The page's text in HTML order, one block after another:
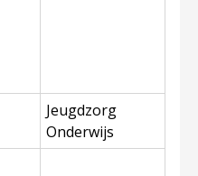
Jeugdzorg
Onderwijs